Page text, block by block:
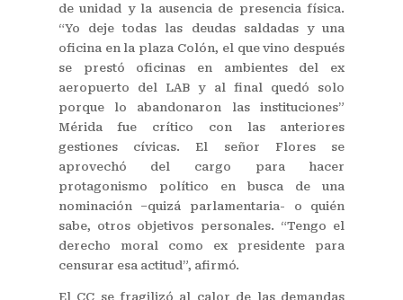
de unidad y la ausencia de presencia física.
“Yo deje todas las deudas saldadas y una
oficina en la plaza Colón, el que vino después
se prestó oficinas en ambientes del ex
aeropuerto del LAB y al final quedó solo
porque lo abandonaron las instituciones”
Mérida fue crítico con las anteriores
gestiones cívicas. El señor Flores se
aprovechó del cargo para hacer
protagonismo político en busca de una
nominación –quizá parlamentaria- o quién
sabe, otros objetivos personales. “Tengo el
derecho moral como ex presidente para
censurar esa actitud”, afirmó.
El CC se fragilizó al calor de las demandas